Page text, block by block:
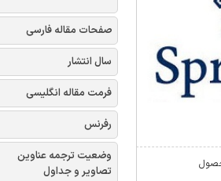
صفحات مقاله فارسی
سال انتشار
فرمت مقاله انگلیسی
رفرنس
وضعیت ترجمه عناوین
تصاویر و جداول